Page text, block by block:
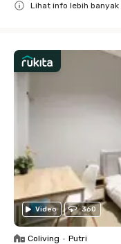
Lihat info lebih banyak
Video 360
Coliving • Putri